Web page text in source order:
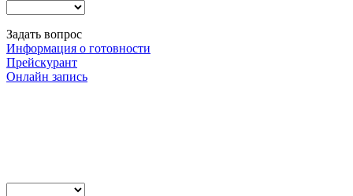
Задать вопрос
Информация о готовности
Прейскурант
Онлайн запись